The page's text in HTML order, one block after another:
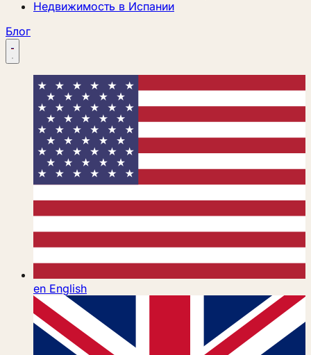
Недвижимость в Испании
Блог
en English